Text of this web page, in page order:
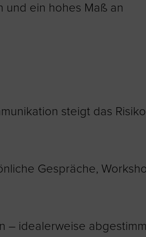
und ein hohes Maß an
steigt das
Gespräche,
– idealerweise